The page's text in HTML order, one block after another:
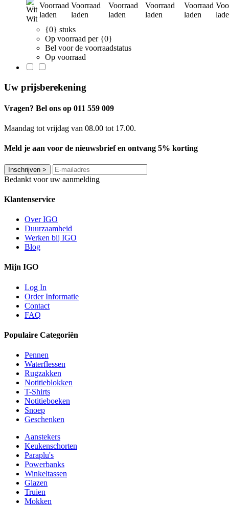
Wit
Voorraad
laden
Voorraad
laden
Voorraad
laden
Voorraad
laden
Voorraad
laden
{0} stuks
Op voorraad per {0}
Bel voor de voorraadstatus
Op voorraad
Uw prijsberekening
Vragen? Bel ons op 011 559 009
Maandag tot vrijdag van 08.00 tot 17.00.
Meld je aan voor de nieuwsbrief en ontvang 5% korting
Inschrijven >
Bedankt voor uw aanmelding
Klantenservice
Over IGO
Duurzaamheid
Werken bij IGO
Blog
Mijn IGO
Log In
Order Informatie
Contact
FAQ
Populaire Categoriën
Pennen
Waterflessen
Rugzakken
Notitieblokken
T-Shirts
Notitieboeken
Snoep
Geschenken
Aanstekers
Keukenschorten
Paraplu's
Powerbanks
Winkeltassen
Glazen
Truien
Mokken